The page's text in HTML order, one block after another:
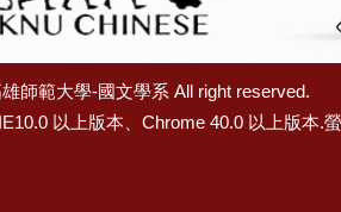
師範大學-國文學系 All right reserved.
以上版本、Chrome 40.0 以上版本.